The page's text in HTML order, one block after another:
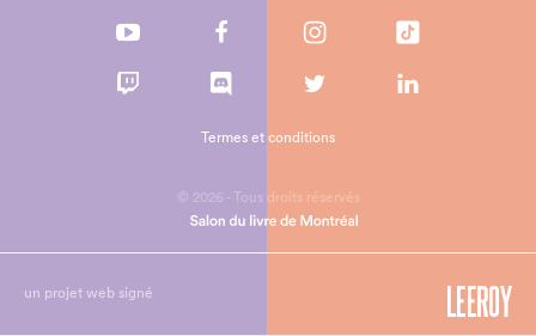
© 2026 - Tous droits réservés
Termes et conditions
un projet web signé